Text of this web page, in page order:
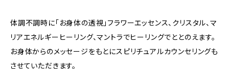
体調不調時に「お身体の透視」フラワーエッセンス、クリスタル、マ
リアエネルギーヒーリング、マントラでヒーリングでととのえます。
お身体からのメッセージをもとにスピリチュアルカウンセリングも
させていただきます。